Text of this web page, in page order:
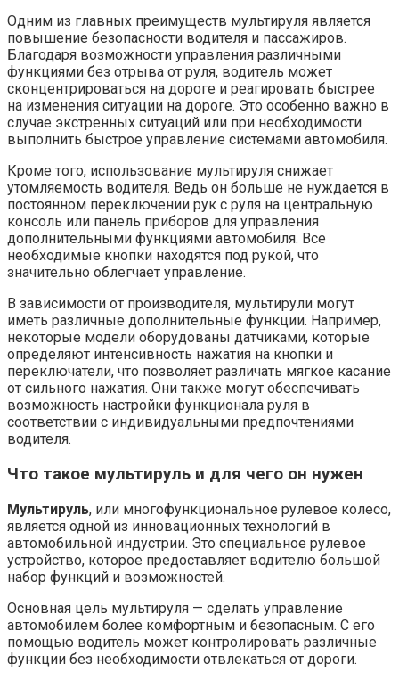
Одним из главных преимуществ мультируля является
повышение безопасности водителя и пассажиров.
Благодаря возможности управления различными
функциями без отрыва от руля, водитель может
сконцентрироваться на дороге и реагировать быстрее
на изменения ситуации на дороге. Это особенно важно в
случае экстренных ситуаций или при необходимости
выполнить быстрое управление системами автомобиля.
Кроме того, использование мультируля снижает
утомляемость водителя. Ведь он больше не нуждается в
постоянном переключении рук с руля на центральную
консоль или панель приборов для управления
дополнительными функциями автомобиля. Все
необходимые кнопки находятся под рукой, что
значительно облегчает управление.
В зависимости от производителя, мультирули могут
иметь различные дополнительные функции. Например,
некоторые модели оборудованы датчиками, которые
определяют интенсивность нажатия на кнопки и
переключатели, что позволяет различать мягкое касание
от сильного нажатия. Они также могут обеспечивать
возможность настройки функционала руля в
соответствии с индивидуальными предпочтениями
водителя.
Что такое мультируль и для чего он нужен
Мультируль, или многофункциональное рулевое колесо,
является одной из инновационных технологий в
автомобильной индустрии. Это специальное рулевое
устройство, которое предоставляет водителю большой
набор функций и возможностей.
Основная цель мультируля — сделать управление
автомобилем более комфортным и безопасным. С его
помощью водитель может контролировать различные
функции без необходимости отвлекаться от дороги.